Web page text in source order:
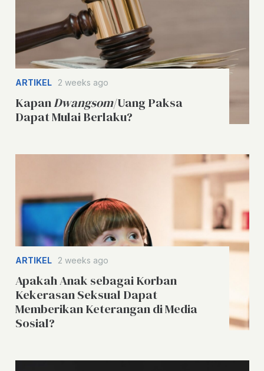
ARTIKEL 2 weeks ago
KapanDwangsom/Uang Paksa
Dapat Mulai Berlaku?
ARTIKEL 2 weeks ago
Apakah Anak sebagai Korban
Kekerasan Seksual Dapat
Memberikan Keterangan di Media
Sosial?